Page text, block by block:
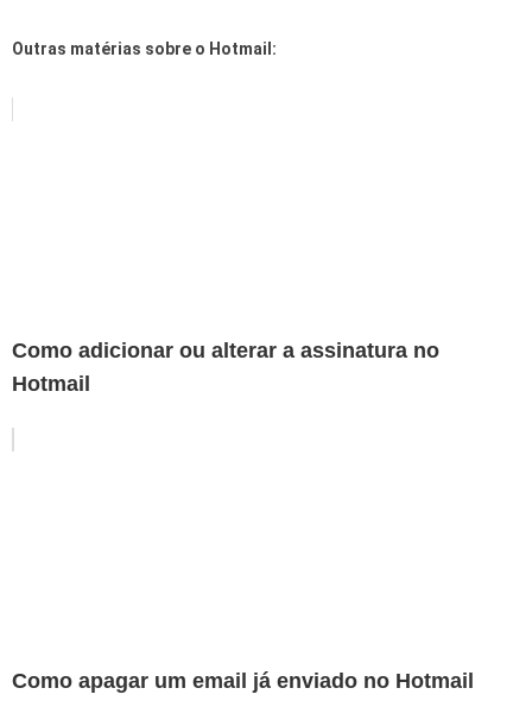
Outras matérias sobre o Hotmail:
Como adicionar ou alterar a assinatura no
Hotmail
Como apagar um email já enviado no Hotmail